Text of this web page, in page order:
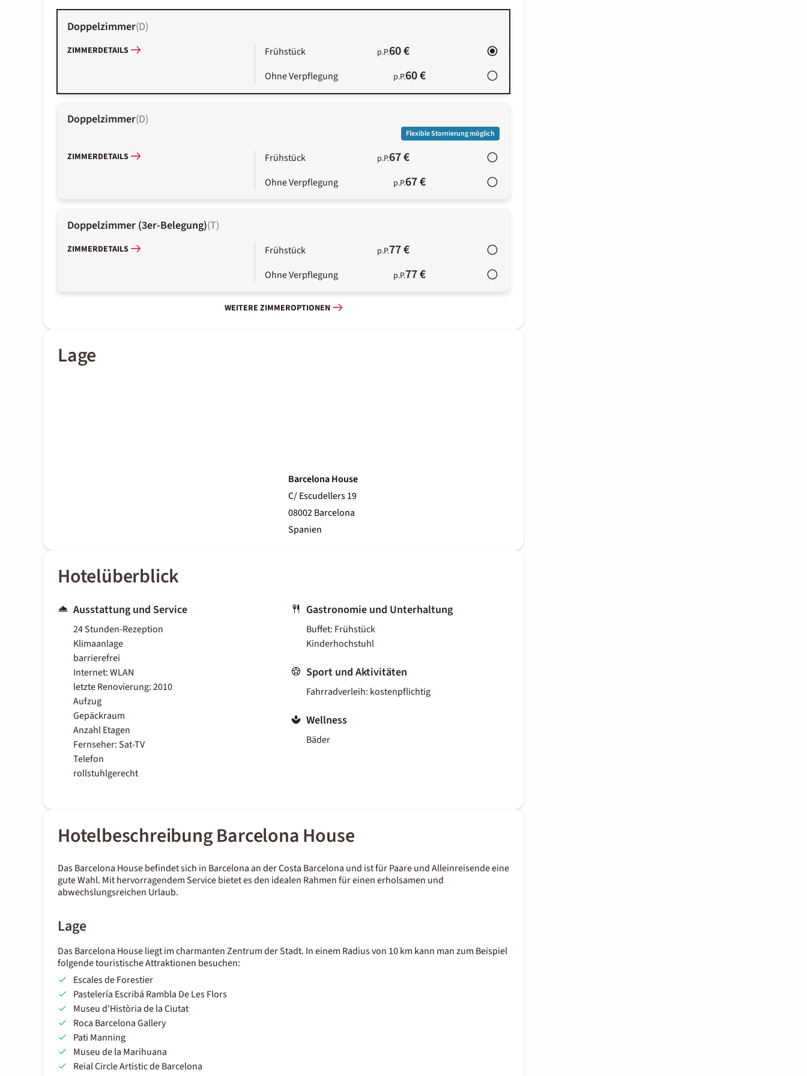
Doppelzimmer(D)
ZIMMERDETAILS Frühstück p.P.60 €
Ohne Verpflegung p.P.60 €
Doppelzimmer(D)
Flexible Stornierung möglich
ZIMMERDETAILS Frühstück p.P.67 €
Ohne Verpflegung p.P.67 €
Doppelzimmer (3er-Belegung)(T)
ZIMMERDETAILS Frühstück p.P.77 €
Ohne Verpflegung p.P.77 €
WEITERE ZIMMEROPTIONEN
Lage
Barcelona House
C/ Escudellers 19
08002 Barcelona
Spanien
Hotelüberblick
Ausstattung und Service
24 Stunden-Rezeption
Klimaanlage
barrierefrei
Internet: WLAN
letzte Renovierung: 2010
Aufzug
Gepäckraum
Anzahl Etagen
Fernseher: Sat-TV
Telefon
rollstuhlgerecht
Gastronomie und Unterhaltung
Buffet: Frühstück
Kinderhochstuhl
Sport und Aktivitäten
Fahrradverleih: kostenpflichtig
Wellness
Bäder
Hotelbeschreibung Barcelona House
Das Barcelona House befindet sich in Barcelona an der Costa Barcelona und ist für Paare und Alleinreisende eine
gute Wahl. Mit hervorragendem Service bietet es den idealen Rahmen für einen erholsamen und
abwechslungsreichen Urlaub.
Lage
Das Barcelona House liegt im charmanten Zentrum der Stadt. In einem Radius von 10 km kann man zum Beispiel
folgende touristische Attraktionen besuchen:
Escales de Forestier
Pastelería Escribá Rambla De Les Flors
Museu d'Història de la Ciutat
Roca Barcelona Gallery
Pati Manning
Museu de la Marihuana
Reial Circle Artistic de Barcelona